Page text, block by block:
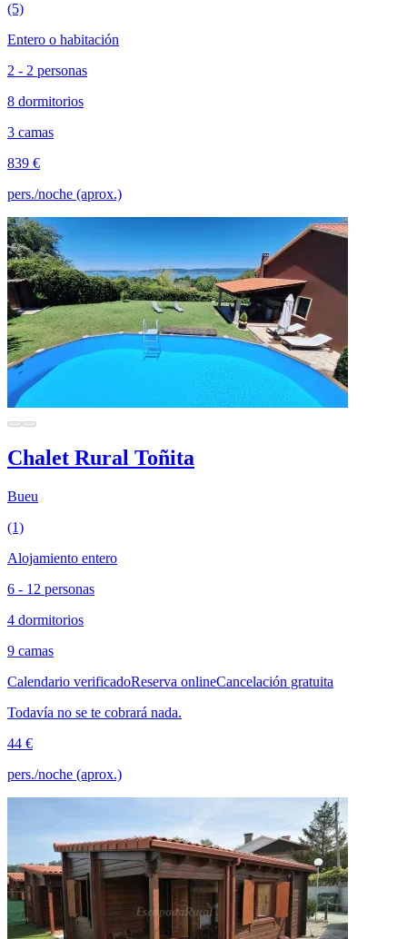
(5)
Entero o habitación
2 - 2 personas
8 dormitorios
3 camas
839 €
pers./noche (aprox.)
Chalet Rural Toñita
Bueu
(1)
Alojamiento entero
6 - 12 personas
4 dormitorios
9 camas
Calendario verificadoReserva onlineCancelación gratuita
Todavía no se te cobrará nada.
44 €
pers./noche (aprox.)